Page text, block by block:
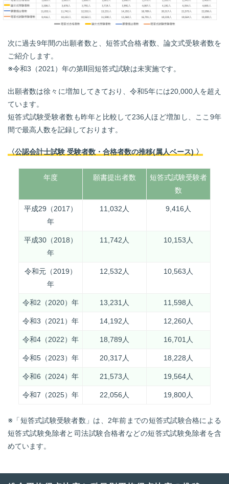
次に過去9年間の出願者数と、短答式合格者数、論文式受験者数を
ご紹介します。
※令和3（2021）年の第Ⅱ回短答式試験は未実施です。
出願者数は徐々に増加してきており、令和5年には20,000人を超え
ています。
短答式試験受験者数も昨年と比較して236人ほど増加し、ここ9年
間で最高人数を記録しております。
〈公認会計士試験 受験者数・合格者数の推移(属人ベース) 〉
年度 願書提出者数
短答式試験受験者
数
平成29（2017）
年
11,032人 9,416人
平成30（2018）
年
11,742人 10,153人
令和元（2019）
年
12,532人 10,563人
令和2（2020）年 13,231人 11,598人
令和3（2021）年 14,192人 12,260人
令和4（2022）年 18,789人 16,701人
令和5（2023）年 20,317人 18,228人
令和6（2024）年 21,573人 19,564人
令和7（2025）年 22,056人 19,800人
※「短答式試験受験者数」は、2年前までの短答式試験合格による
短答式試験免除者と司法試験合格者などの短答式試験免除者を含
めています。